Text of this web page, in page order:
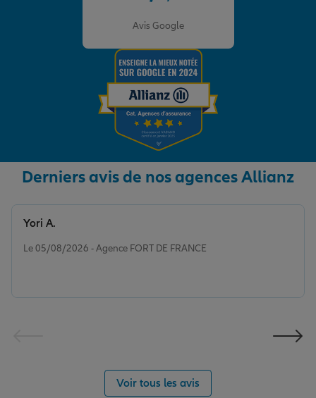
Avis Google
Derniers avis de nos agences Allianz
Le 05/08/2026 - Agence FORT DE FRANCE
Yori A.
Voir tous les avis